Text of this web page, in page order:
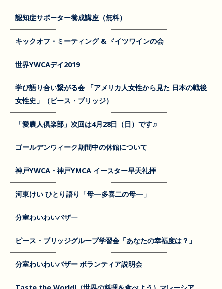
認知症サポーター養成講座（無料）
キックオフ・ミーティング & ドイツワインの会
世界YWCAデイ2019
学び語り合い繋がる会 「アメリカ人女性から見た 日本の戦後
女性史」（ピース・ブリッジ）
「愛農人倶楽部」次回は4月28日（日）です♫
ゴールデンウィーク期間中の休館について
神戸YWCA・神戸YMCA イースター早天礼拝
河東けい ひとり語り「母—多喜二の母—」
分室わいわいバザー
ピース・ブリッジグループ学習会「あなたの幸福度は？」
分室わいわいバザー ボランティア説明会